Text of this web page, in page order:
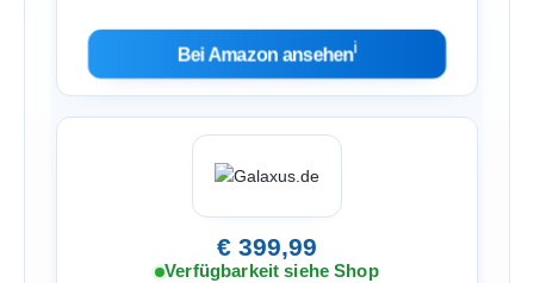
Bei Amazon ansehenℹ︎
€ 399,99
Verfügbarkeit siehe Shop